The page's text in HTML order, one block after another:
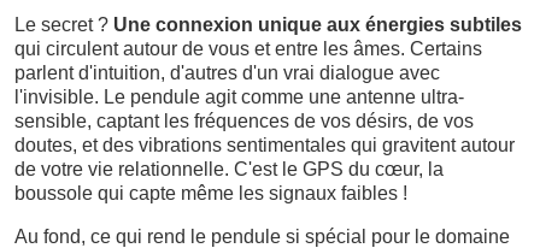
Le secret ? Une connexion unique aux énergies subtiles
qui circulent autour de vous et entre les âmes. Certains
parlent d'intuition, d'autres d'un vrai dialogue avec
l'invisible. Le pendule agit comme une antenne ultra-
sensible, captant les fréquences de vos désirs, de vos
doutes, et des vibrations sentimentales qui gravitent autour
de votre vie relationnelle. C'est le GPS du cœur, la
boussole qui capte même les signaux faibles !
Au fond, ce qui rend le pendule si spécial pour le domaine